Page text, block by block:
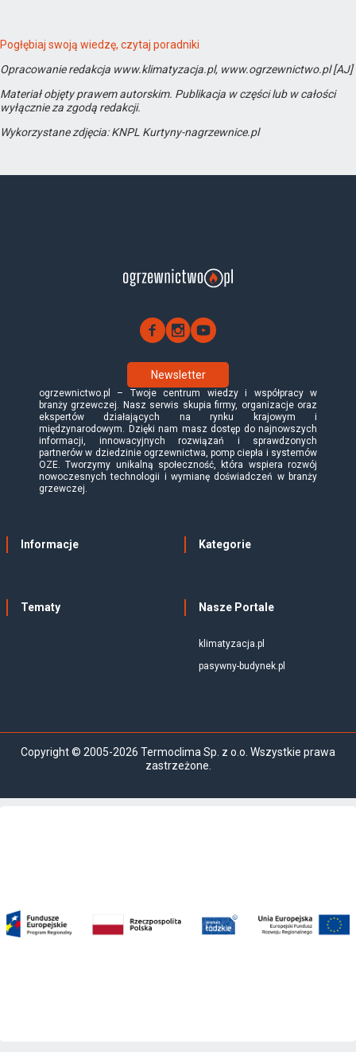
Pogłębiaj swoją wiedzę, czytaj poradniki
Opracowanie redakcja www.klimatyzacja.pl, www.ogrzewnictwo.pl [AJ]
Materiał objęty prawem autorskim. Publikacja w części lub w całości
wyłącznie za zgodą redakcji.
Wykorzystane zdjęcia: KNPL Kurtyny-nagrzewnice.pl
Newsletter
ogrzewnictwo.pl – Twoje centrum wiedzy i współpracy w
branży grzewczej. Nasz serwis skupia firmy, organizacje oraz
ekspertów działających na rynku krajowym i
międzynarodowym. Dzięki nam masz dostęp do najnowszych
informacji, innowacyjnych rozwiązań i sprawdzonych
partnerów w dziedzinie ogrzewnictwa, pomp ciepła i systemów
OZE. Tworzymy unikalną społeczność, która wspiera rozwój
nowoczesnych technologii i wymianę doświadczeń w branży
grzewczej.
Informacje Kategorie
Tematy Nasze Portale
klimatyzacja.pl
pasywny-budynek.pl
Copyright © 2005-2026 Termoclima Sp. z o.o. Wszystkie prawa
zastrzeżone.